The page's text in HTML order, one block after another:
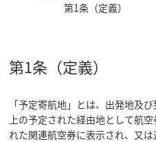
第1条（定義）
第1条（定義）
「予定寄航地」とは、出発地及
上の予定された経由地として航
れた関連航空券に表示され、又